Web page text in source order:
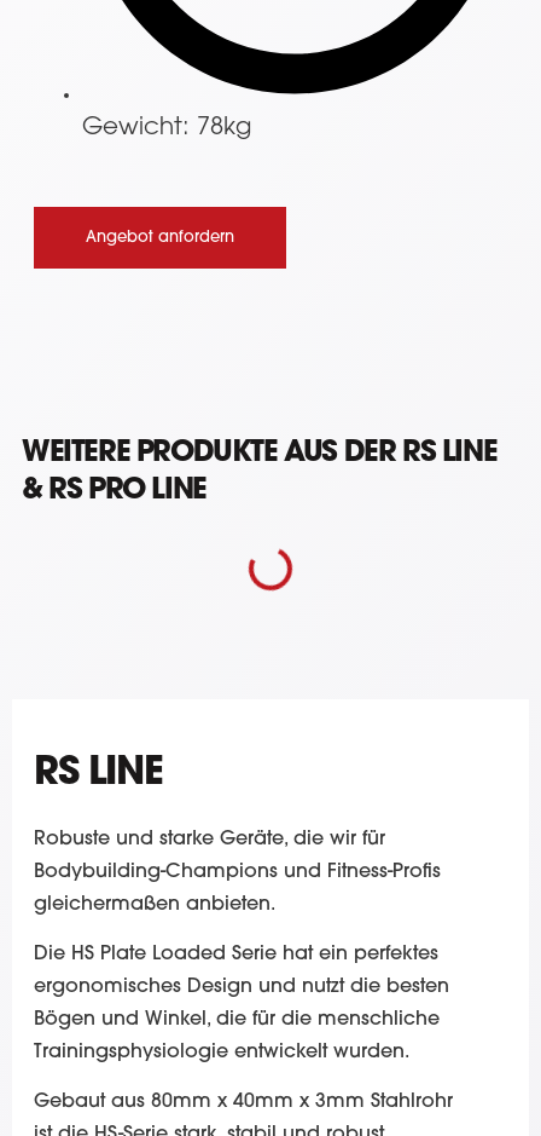
Gewicht: 78kg
Angebot anfordern
WEITERE PRODUKTE AUS DER RS LINE
& RS PRO LINE
RS LINE
Robuste und starke Geräte, die wir für
Bodybuilding-Champions und Fitness-Profis
gleichermaßen anbieten.
Die HS Plate Loaded Serie hat ein perfektes
ergonomisches Design und nutzt die besten
Bögen und Winkel, die für die menschliche
Trainingsphysiologie entwickelt wurden.
Gebaut aus 80mm x 40mm x 3mm Stahlrohr